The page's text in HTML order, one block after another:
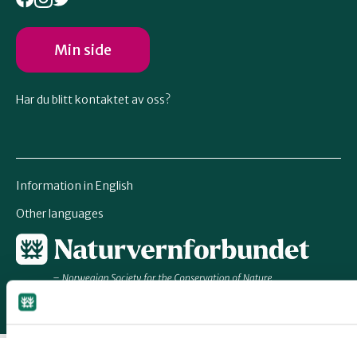
Min side
Har du blitt kontaktet av oss?
Information in English
Other languages